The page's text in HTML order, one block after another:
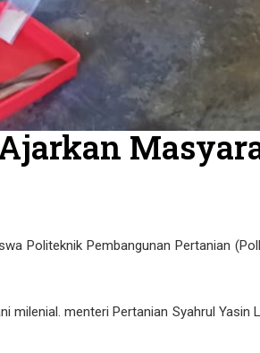
Politeknik Pembangunan Pertanian
menteri Pertanian Syahrul